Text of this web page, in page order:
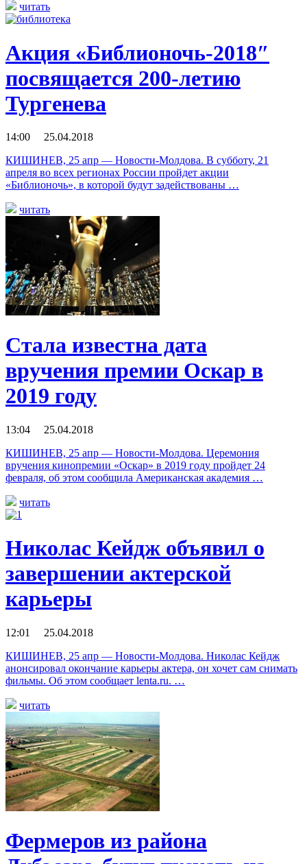
читать
Акция «Библионочь-2018″
посвящается 200-летию
Тургенева
14:00 25.04.2018
КИШИНЕВ, 25 апр — Новости-Молдова. В субботу, 21
апреля во всех регионах России пройдет акции
«Библионочь», в которой будут задействованы …
читать
Стала известна дата
вручения премии Оскар в
2019 году
13:04 25.04.2018
КИШИНЕВ, 25 апр — Новости-Молдова. Церемония
вручения кинопремии «Оскар» в 2019 году пройдет 24
февраля, об этом сообщила Американская академия …
читать
Николас Кейдж объявил о
завершении актерской
карьеры
12:01 25.04.2018
КИШИНЕВ, 25 апр — Новости-Молдова. Николас Кейдж
анонсировал окончание карьеры актера, он хочет сам снимать
фильмы. Об этом сообщает lenta.ru. …
читать
Фермеров из района